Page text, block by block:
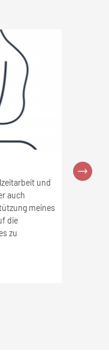
und
auch
meines
die
zu